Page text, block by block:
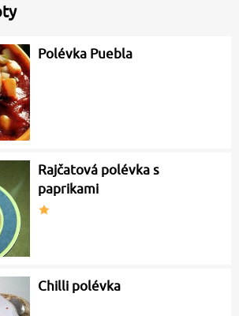
Polévka Puebla
Rajčatová polévka s
paprikami
Chilli polévka